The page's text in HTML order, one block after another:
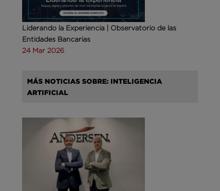
Liderando la Experiencia | Observatorio de las
Entidades Bancarias
24 Mar 2026
MÁS NOTICIAS SOBRE: INTELIGENCIA
ARTIFICIAL